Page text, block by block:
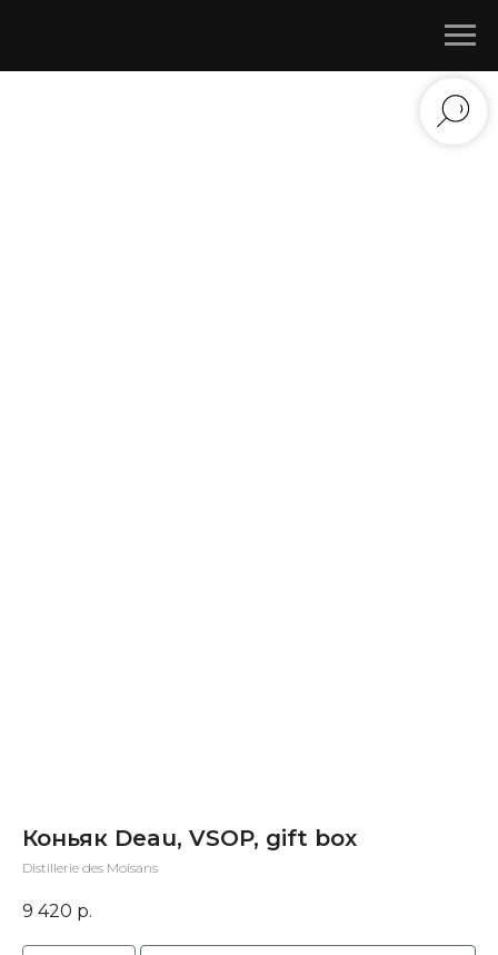
Коньяк Deau, VSOP, gift box
Distillerie des Moisans
9 420 р.